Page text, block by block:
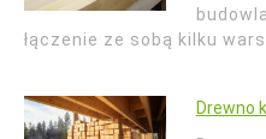
łączenie ze sobą kilku
Drewno